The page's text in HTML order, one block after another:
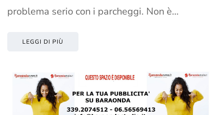
problema serio con i parcheggi. Non è…
LEGGI DI PIÙ